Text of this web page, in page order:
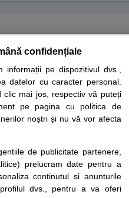
Interpretare analize
si orice alte informatii despre
si analizelor medicale. Va
in sistemul de programari la medic
conditii
cookie
Drepturile
Protectia
ANPC
Solutionarea
Litigiilor
confidențiale
pe dispozitivul dvs.,
datelor cu caracter personal.
clic mai jos, respectiv vă puteți
pe pagina cu politica de
noștri și nu vă vor afecta
de publicitate partenere,
prelucram date pentru a
continutul si anunturile
dvs., pentru a va oferi